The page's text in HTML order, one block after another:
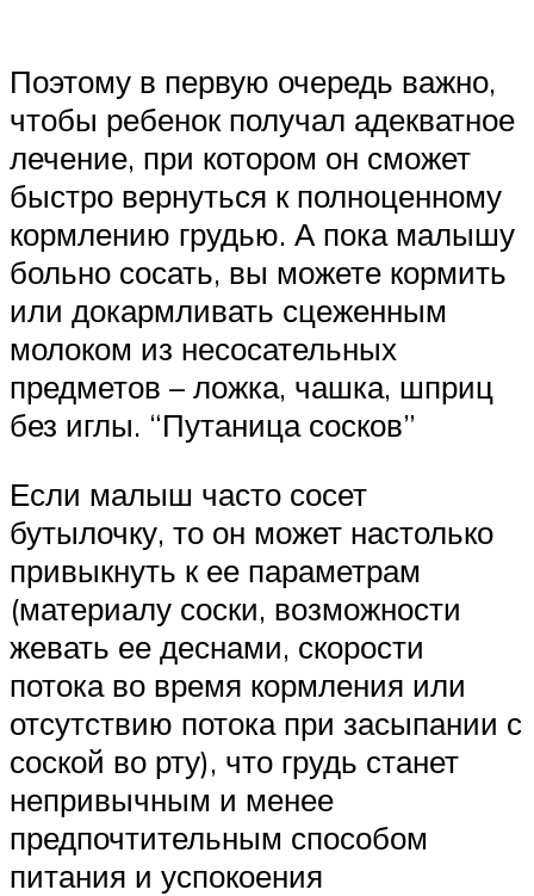
Поэтому в первую очередь важно,
чтобы ребенок получал адекватное
лечение, при котором он сможет
быстро вернуться к полноценному
кормлению грудью. А пока малышу
больно сосать, вы можете кормить
или докармливать сцеженным
молоком из несосательных
предметов – ложка, чашка, шприц
без иглы. “Путаница сосков”
Если малыш часто сосет
бутылочку, то он может настолько
привыкнуть к ее параметрам
(материалу соски, возможности
жевать ее деснами, скорости
потока во время кормления или
отсутствию потока при засыпании с
соской во рту), что грудь станет
непривычным и менее
предпочтительным способом
питания и успокоения